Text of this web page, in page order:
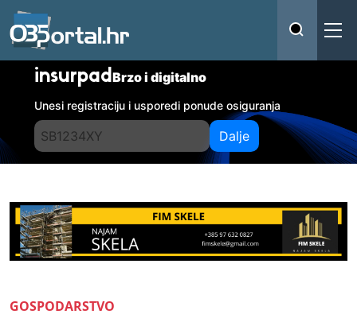
insurpadBrzo i digitalno
Unesi registraciju i usporedi ponude osiguranja
Dalje
GOSPODARSTVO